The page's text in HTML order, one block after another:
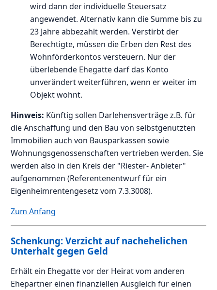
wird dann der individuelle Steuersatz
angewendet. Alternativ kann die Summe bis zu
23 Jahre abbezahlt werden. Verstirbt der
Berechtigte, müssen die Erben den Rest des
Wohnförderkontos versteuern. Nur der
überlebende Ehegatte darf das Konto
unverändert weiterführen, wenn er weiter im
Objekt wohnt.
Hinweis: Künftig sollen Darlehensverträge z.B. für
die Anschaffung und den Bau von selbstgenutzten
Immobilien auch von Bausparkassen sowie
Wohnungsgenossenschaften vertrieben werden. Sie
werden also in den Kreis der "Riester- Anbieter"
aufgenommen (Referentenentwurf für ein
Eigenheimrentengesetz vom 7.3.3008).
Zum Anfang
Schenkung: Verzicht auf nachehelichen
Unterhalt gegen Geld
Erhält ein Ehegatte vor der Heirat vom anderen
Ehepartner einen finanziellen Ausgleich für einen